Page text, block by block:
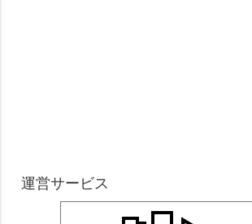
運営サービス